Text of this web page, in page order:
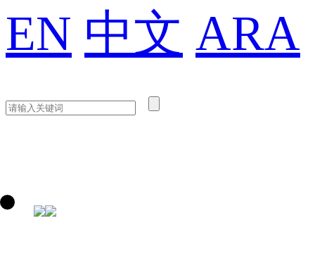
EN 中文 ARA